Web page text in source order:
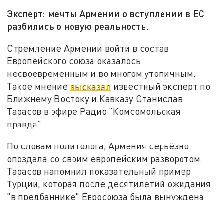
Эксперт: мечты Армении о вступлении в ЕС
разбились о новую реальность.
Стремление Армении войти в состав
Европейского союза оказалось
несвоевременным и во многом утопичным.
Такое мнение высказал известный эксперт по
Ближнему Востоку и Кавказу Станислав
Тарасов в эфире Радио "Комсомольская
правда".
По словам политолога, Армения серьёзно
опоздала со своим европейским разворотом.
Тарасов напомнил показательный пример
Турции, которая после десятилетий ожидания
"в предбаннике" Евросоюза была вынуждена